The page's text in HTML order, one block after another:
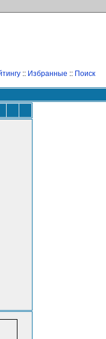
:: Избранные :: Поиск